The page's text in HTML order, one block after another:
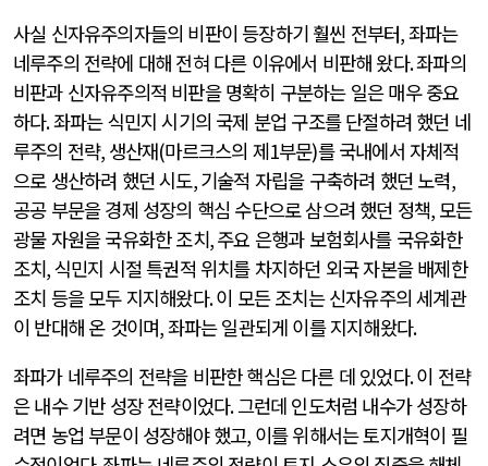
사실 신자유주의자들의 비판이 등장하기 훨씬 전부터,좌파는
네루주의 전략에 대해 전혀 다른 이유에서 비판해 왔다.좌파의
비판과 신자유주의적 비판을 명확히 구분하는 일은 매우 중요
하다.좌파는 식민지 시기의 국제 분업 구조를 단절하려 했던 네
루주의 전략, 생산재(마르크스의 제1부문)를 국내에서 자체적
으로 생산하려 했던 시도,기술적 자립을 구축하려 했던 노력,
공공 부문을 경제 성장의 핵심 수단으로 삼으려 했던 정책, 모든
광물 자원을 국유화한 조치,주요 은행과 보험회사를 국유화한
조치,식민지 시절 특권적 위치를 차지하던 외국 자본을 배제한
조치 등을 모두 지지해왔다.이 모든 조치는 신자유주의 세계관
이 반대해 온 것이며,좌파는 일관되게 이를 지지해왔다.
좌파가 네루주의 전략을 비판한 핵심은 다른 데 있었다.이 전략
은 내수 기반 성장 전략이었다.그런데 인도처럼 내수가 성장하
려면 농업 부문이 성장해야 했고, 이를 위해서는 토지개혁이 필